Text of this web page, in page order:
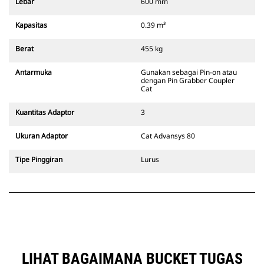
garis pandang operator.
kompatibel dengan excavator
excavator beroda. Trenching width
Attachment yang kompatibel
dengan sistem Coupler Khusus
coupler yang tetap. Coupler
penguncian jenis baji untuk
terpasang kencang.
excavator beroda.
Kapasitas 0.39 m³
Berat 455 kg
Antarmuka
Gunakan sebagai Pin-on atau
dengan Pin Grabber Coupler
Cat
Kuantitas Adaptor 3
Ukuran Adaptor Cat Advansys 80
Tipe Pinggiran Lurus
LIHAT BAGAIMANA BUCKET TUGAS